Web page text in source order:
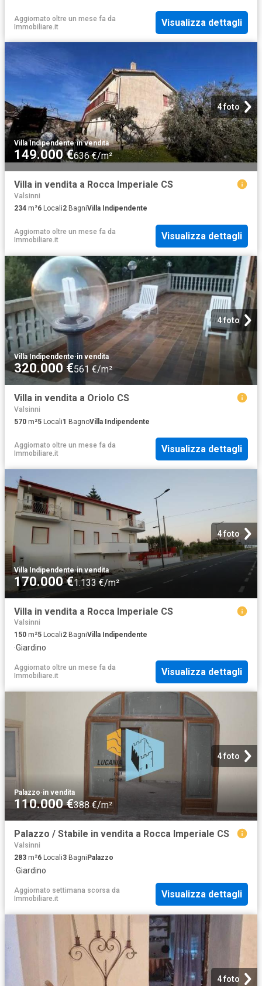
Aggiornato oltre un mese fa da
Immobiliare.it
Visualizza dettagli
4 foto
Villa Indipendente·in vendita
149.000 €636 €/m²
Villa in vendita a Rocca Imperiale CS
Valsinni
234 m²6 Locali2 BagniVilla Indipendente
Aggiornato oltre un mese fa da
Immobiliare.it
Visualizza dettagli
4 foto
Villa Indipendente·in vendita
320.000 €561 €/m²
Villa in vendita a Oriolo CS
Valsinni
570 m²5 Locali1 BagnoVilla Indipendente
Aggiornato oltre un mese fa da
Immobiliare.it
Visualizza dettagli
4 foto
Villa Indipendente·in vendita
170.000 €1.133 €/m²
Villa in vendita a Rocca Imperiale CS
Valsinni
150 m²5 Locali2 BagniVilla Indipendente
·Giardino
Aggiornato oltre un mese fa da
Immobiliare.it
Visualizza dettagli
4 foto
Palazzo·in vendita
110.000 €388 €/m²
Palazzo / Stabile in vendita a Rocca Imperiale CS
Valsinni
283 m²6 Locali3 Bagni Palazzo
·Giardino
Aggiornato settimana scorsa da
Immobiliare.it
Visualizza dettagli
4 foto